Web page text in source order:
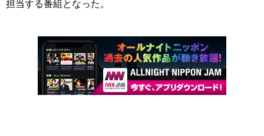
担当する番組となった。